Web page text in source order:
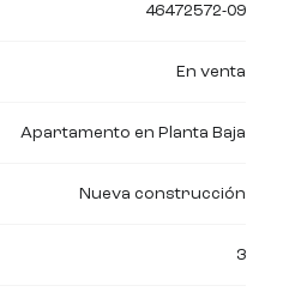
46472572-09
En venta
Apartamento en Planta Baja
Nueva construcción
3